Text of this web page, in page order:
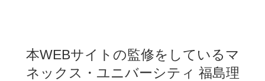
本WEBサイトの監修をしているマ
ネックス・ユニバーシティ 福島理